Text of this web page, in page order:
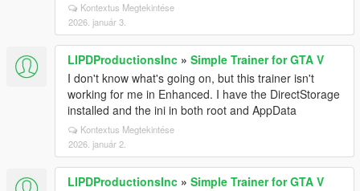
Kontextus Megtekintése
2026. január 3.
LIPDProductionsInc » Simple Trainer for GTA V
I don't know what's going on, but this trainer isn't
working for me in Enhanced. I have the DirectStorage
installed and the ini in both root and AppData
Kontextus Megtekintése
2026. január 2.
LIPDProductionsInc » Simple Trainer for GTA V